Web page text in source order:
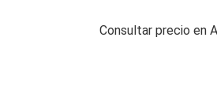
Consultar precio en